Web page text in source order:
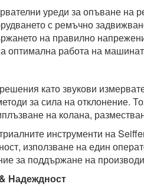
уреди за опъване на
с ремъчно
на правилно
оптимална работа на
като звукови
за сила на отклонение.
на колана,
инструменти на
използване на един
за поддържане на
Надеждност